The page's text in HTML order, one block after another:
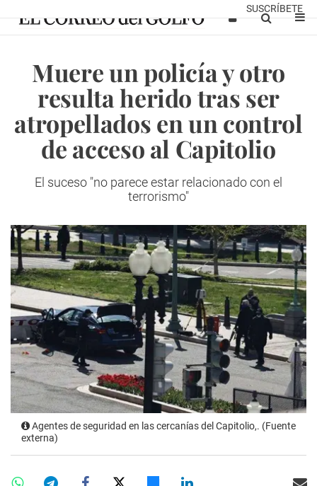
SUSCRÍBETE
Muere un policía y otro
resulta herido tras ser
atropellados en un control
de acceso al Capitolio
El suceso "no parece estar relacionado con el
terrorismo"
Agentes de seguridad en las cercanías del Capitolio,. (Fuente
externa)